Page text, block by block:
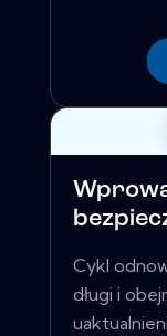
Cykl
długi i